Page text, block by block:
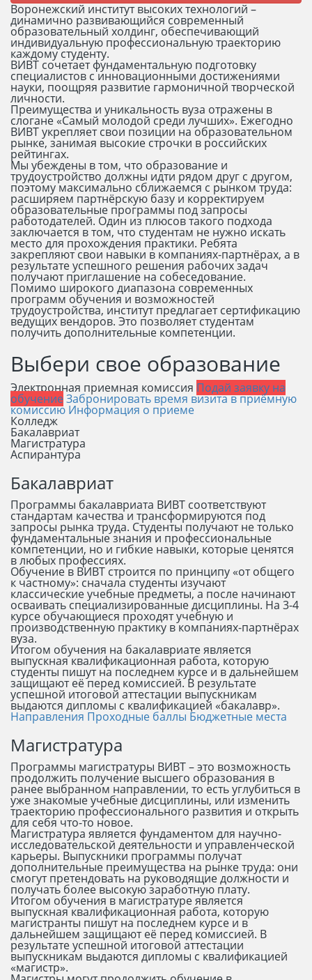
Воронежский институт высоких технологий –
динамично развивающийся современный
образовательный холдинг, обеспечивающий
индивидуальную профессиональную траекторию
каждому студенту.
ВИВТ сочетает фундаментальную подготовку
специалистов с инновационными достижениями
науки, поощряя развитие гармоничной творческой
личности.
Преимущества и уникальность вуза отражены в
слогане «Самый молодой среди лучших». Ежегодно
ВИВТ укрепляет свои позиции на образовательном
рынке, занимая высокие строчки в российских
рейтингах.
Мы убеждены в том, что образование и
трудоустройство должны идти рядом друг с другом,
поэтому максимально сближаемся с рынком труда:
расширяем партнёрскую базу и корректируем
образовательные программы под запросы
работодателей. Один из плюсов такого подхода
заключается в том, что студентам не нужно искать
место для прохождения практики. Ребята
закрепляют свои навыки в компаниях-партнёрах, а в
результате успешного решения рабочих задач
получают приглашение на собеседование.
Помимо широкого диапазона современных
программ обучения и возможностей
трудоустройства, институт предлагает сертификацию
ведущих вендоров. Это позволяет студентам
получить дополнительные компетенции.
Выбери свое образование
Электронная приемная комиссия Подай заявку на
обучениеЗабронировать время визита в приёмную
комиссию Информация о приеме
Колледж
Бакалавриат
Магистратура
Аспирантура
Бакалавриат
Программы бакалавриата ВИВТ соответствуют
стандартам качества и трансформируются под
запросы рынка труда. Студенты получают не только
фундаментальные знания и профессиональные
компетенции, но и гибкие навыки, которые ценятся
в любых профессиях.
Обучение в ВИВТ строится по принципу «от общего
к частному»: сначала студенты изучают
классические учебные предметы, а после начинают
осваивать специализированные дисциплины. На 3-4
курсе обучающиеся проходят учебную и
производственную практику в компаниях-партнёрах
вуза.
Итогом обучения на бакалавриате является
выпускная квалификационная работа, которую
студенты пишут на последнем курсе и в дальнейшем
защищают её перед комиссией. В результате
успешной итоговой аттестации выпускникам
выдаются дипломы с квалификацией «бакалавр».
Направления Проходные баллы Бюджетные места
Магистратура
Программы магистратуры ВИВТ – это возможность
продолжить получение высшего образования в
ранее выбранном направлении, то есть углубиться в
уже знакомые учебные дисциплины, или изменить
траекторию профессионального развития и открыть
для себя что-то новое.
Магистратура является фундаментом для научно-
исследовательской деятельности и управленческой
карьеры. Выпускники программы получат
дополнительные преимущества на рынке труда: они
смогут претендовать на руководящие должности и
получать более высокую заработную плату.
Итогом обучения в магистратуре является
выпускная квалификационная работа, которую
магистранты пишут на последнем курсе и в
дальнейшем защищают её перед комиссией. В
результате успешной итоговой аттестации
выпускникам выдаются дипломы с квалификацией
«магистр».